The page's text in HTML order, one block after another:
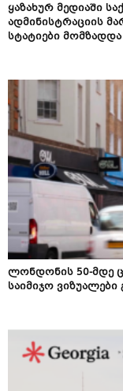
ყაზახურ მედიაში
ადმინისტრაციის
სტატიები მომზადდა
ლონდონის 50-მდე
საიმიჯო ვიზუალები